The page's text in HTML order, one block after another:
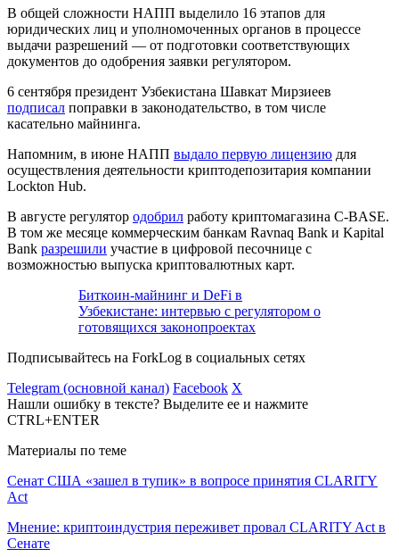
В общей сложности НАПП выделило 16 этапов для
юридических лиц и уполномоченных органов в процессе
выдачи разрешений — от подготовки соответствующих
документов до одобрения заявки регулятором.
6 сентября президент Узбекистана Шавкат Мирзиеев
подписал поправки в законодательство, в том числе
касательно майнинга.
Напомним, в июне НАПП выдало первую лицензию для
осуществления деятельности криптодепозитария компании
Lockton Hub.
В августе регулятор одобрил работу криптомагазина C-BASE.
В том же месяце коммерческим банкам Ravnaq Bank и Kapital
Bank разрешили участие в цифровой песочнице с
возможностью выпуска криптовалютных карт.
Биткоин-майнинг и DeFi в
Узбекистане: интервью с регулятором о
готовящихся законопроектах
Подписывайтесь на ForkLog в социальных сетях
Telegram (основной канал) Facebook X
Нашли ошибку в тексте? Выделите ее и нажмите
CTRL+ENTER
Материалы по теме
Сенат США «зашел в тупик» в вопросе принятия CLARITY
Act
Мнение: криптоиндустрия переживет провал CLARITY Act в
Сенате